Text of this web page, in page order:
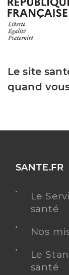
Le site
quand
SANTE.FR
Le
santé
Nos
Le
santé